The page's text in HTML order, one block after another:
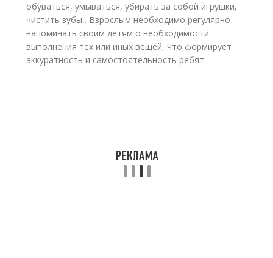
обуваться, умываться, убирать за собой игрушки,
чистить зубы,. Взрослым необходимо регулярно
напоминать своим детям о необходимости
выполнения тех или иных вещей, что формирует
аккуратность и самостоятельность ребят.